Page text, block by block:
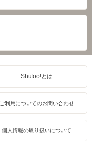
Shufoo!とは
ご利用についてのお問い合わせ
個人情報の取り扱いについて